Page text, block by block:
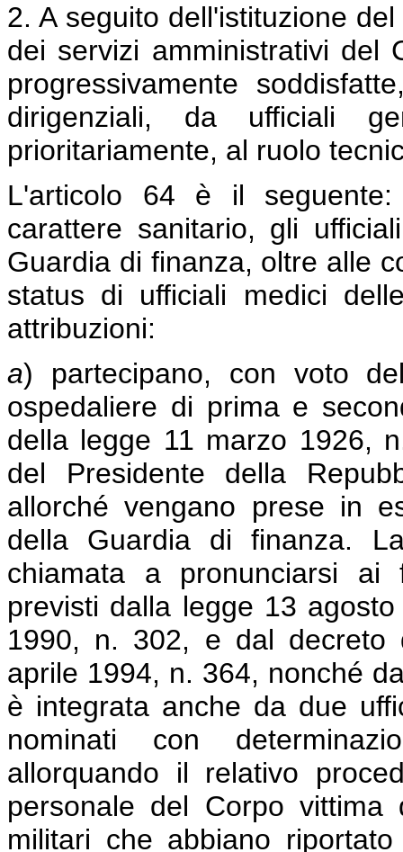
2. A seguito dell'istituzione
dei servizi amministrativi del
progressivamente
dirigenziali, da ufficiali
prioritariamente, al ruolo
L'articolo 64 è il
carattere sanitario, gli
Guardia di finanza, oltre alle
status di ufficiali medici
attribuzioni:
a) partecipano, con voto
ospedaliere di prima e
della legge 11 marzo 1926,
del Presidente della
allorché vengano prese in
della Guardia di finanza.
chiamata a pronunciarsi ai
previsti dalla legge 13
1990, n. 302, e dal decreto
aprile 1994, n. 364, nonché
è integrata anche da due
nominati con
allorquando il relativo
personale del Corpo
militari che abbiano